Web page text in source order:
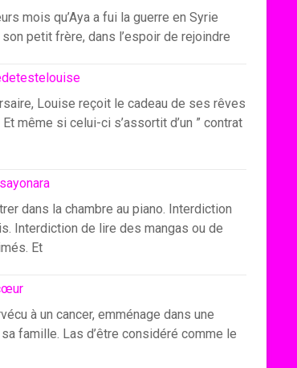
mois qu’Aya a fui la guerre en Syrie
petit frère, dans l’espoir de rejoindre
Louise reçoit le cadeau de ses rêves
même si celui-ci s’assortit d’un ” contrat
dans la chambre au piano. Interdiction
Interdiction de lire des mangas ou de
Et
à un cancer, emménage dans une
famille. Las d’être considéré comme le